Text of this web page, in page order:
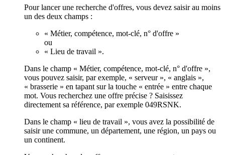
Pour lancer une recherche d'offres, vous devez saisir au moins
un des deux champs :
« Métier, compétence, mot-clé, n° d'offre »
ou
« Lieu de travail ».
Dans le champ « Métier, compétence, mot-clé, n° d'offre »,
vous pouvez saisir, par exemple, « serveur », « anglais »,
« brasserie » en tapant sur la touche « entrée » entre chaque
mot. Vous recherchez une offre précise ? Saisissez
directement sa référence, par exemple 049RSNK.
Dans le champ « lieu de travail », vous avez la possibilité de
saisir une commune, un département, une région, un pays ou
un continent.